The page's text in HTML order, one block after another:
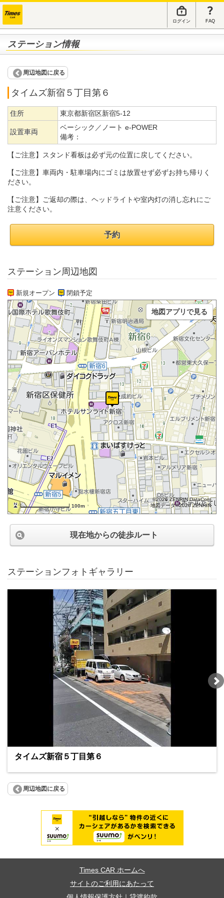
ログイン FAQ
ステーション情報
周辺地図に戻る
タイムズ新宿５丁目第６
住所 東京都新宿区新宿5-12
設置車両
ベーシック／ノート e-POWER
備考：
【ご注意】スタンド看板は必ず元の位置に戻してください。
【ご注意】車両内・駐車場内にゴミは放置せず必ずお持ち帰りく
ださい。
【ご注意】ご返却の際は、ヘッドライトや室内灯の消し忘れにご
注意ください。
予約
ステーション周辺地図
新規オープン 閉鎖予定
100m
©2026 ZENRIN DataCom
地図データ©2026 ZENRIN
地図アプリで見る
現在地からの徒歩ルート
ステーションフォトギャラリー
タイムズ新宿５丁目第６
周辺地図に戻る
Times CAR ホームへ
サイトのご利用にあたって